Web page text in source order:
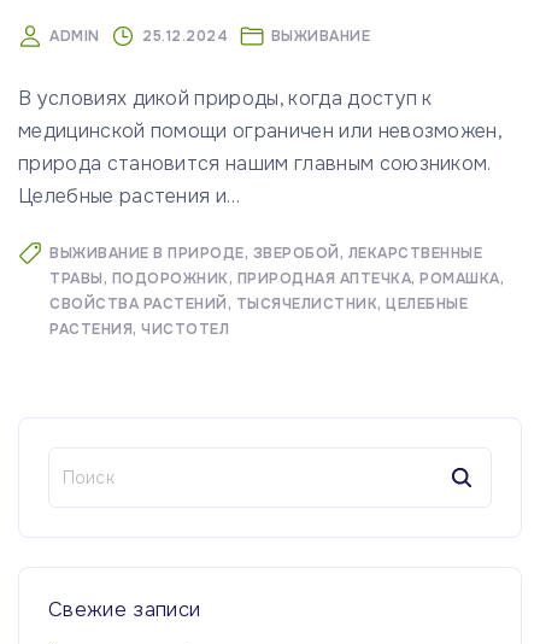
ADMIN 25.12.2024 ВЫЖИВАНИЕ
В условиях дикой природы, когда доступ к
медицинской помощи ограничен или невозможен,
природа становится нашим главным союзником.
Целебные растения и…
ВЫЖИВАНИЕ В ПРИРОДЕ ЗВЕРОБОЙ ЛЕКАРСТВЕННЫЕ
ТРАВЫ ПОДОРОЖНИК ПРИРОДНАЯ АПТЕЧКА РОМАШКА
СВОЙСТВА РАСТЕНИЙ
ТЫСЯЧЕЛИСТНИК ЦЕЛЕБНЫЕ
РАСТЕНИЯ ЧИСТОТЕЛ
т
и
Свежие записи